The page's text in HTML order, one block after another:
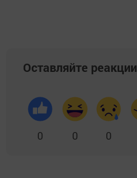
Оставляйте реакции
0 0 0